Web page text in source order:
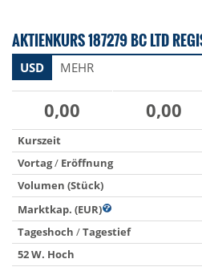
AKTIENKURS 187279 BC LTD
USD MEHR
0,00 0,00
Kurszeit
Vortag/ Eröffnung
Volumen (Stück)
Marktkap. (EUR)
Tageshoch /Tagestief
52 W. Hoch